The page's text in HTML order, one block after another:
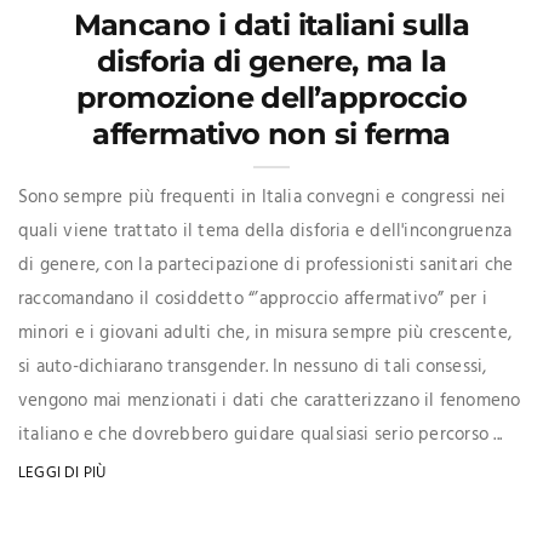
Mancano i dati italiani sulla
disforia di genere, ma la
promozione dell’approccio
affermativo non si ferma
Sono sempre più frequenti in Italia convegni e congressi nei
quali viene trattato il tema della disforia e dell'incongruenza
di genere, con la partecipazione di professionisti sanitari che
raccomandano il cosiddetto “’approccio affermativo” per i
minori e i giovani adulti che, in misura sempre più crescente,
si auto-dichiarano transgender. In nessuno di tali consessi,
vengono mai menzionati i dati che caratterizzano il fenomeno
italiano e che dovrebbero guidare qualsiasi serio percorso ...
LEGGI DI PIÙ